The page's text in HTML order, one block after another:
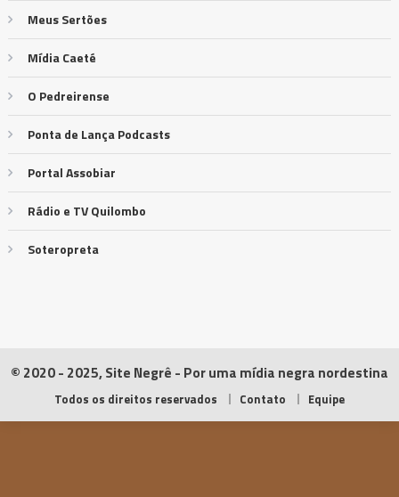
Meus Sertões
Mídia Caeté
O Pedreirense
Ponta de Lança Podcasts
Portal Assobiar
Rádio e TV Quilombo
Soteropreta
© 2020 - 2025, Site Negrê - Por uma mídia negra nordestina
Todos os direitos reservados Contato Equipe